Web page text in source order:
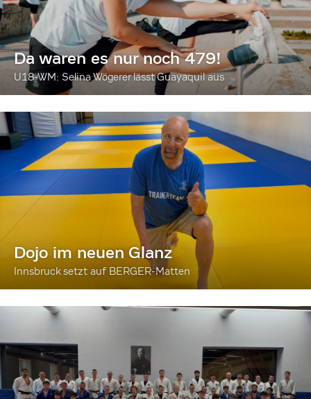
Da waren es nur noch 479!
U18-WM: Selina Wögerer lässt Guayaquil aus
Dojo im neuen Glanz
Innsbruck setzt auf BERGER-Matten